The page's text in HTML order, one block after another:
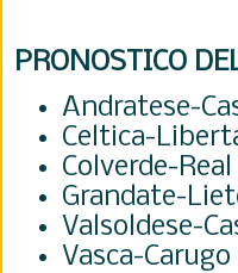
PRONOSTICO
Andratese-
Celtica-
Colverde-
Grandate-
Valsoldese-
Vasca-Carugo